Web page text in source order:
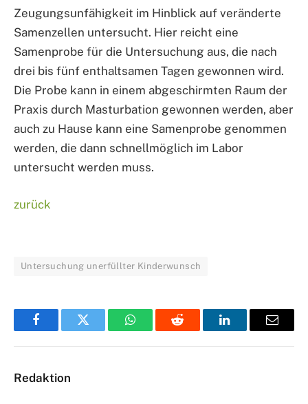
Zeugungsunfähigkeit im Hinblick auf veränderte
Samenzellen untersucht. Hier reicht eine
Samenprobe für die Untersuchung aus, die nach
drei bis fünf enthaltsamen Tagen gewonnen wird.
Die Probe kann in einem abgeschirmten Raum der
Praxis durch Masturbation gewonnen werden, aber
auch zu Hause kann eine Samenprobe genommen
werden, die dann schnellmöglich im Labor
untersucht werden muss.
zurück
Untersuchung unerfüllter Kinderwunsch
FacebookTwitter WhatsAppReddit LinkedInEmail
Redaktion